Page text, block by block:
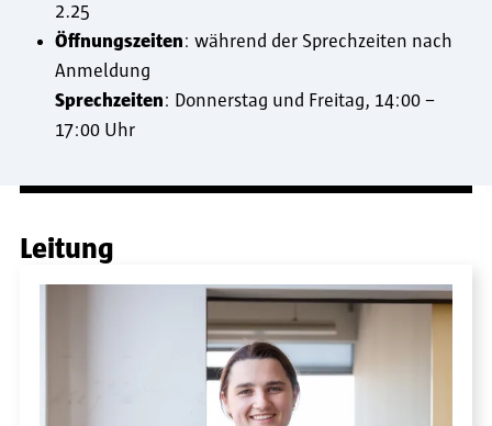
2.25
Öffnungszeiten: während der Sprechzeiten nach
Anmeldung
Sprechzeiten: Donnerstag und Freitag, 14:00 –
17:00 Uhr
Leitung